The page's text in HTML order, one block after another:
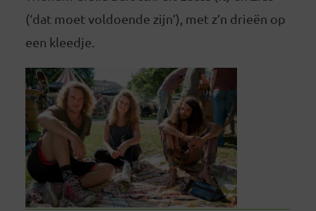
(‘dat moet voldoende zijn’), met z’n drieën op
een kleedje.